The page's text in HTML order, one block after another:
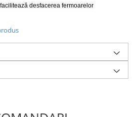
desfacerea fermoarelor